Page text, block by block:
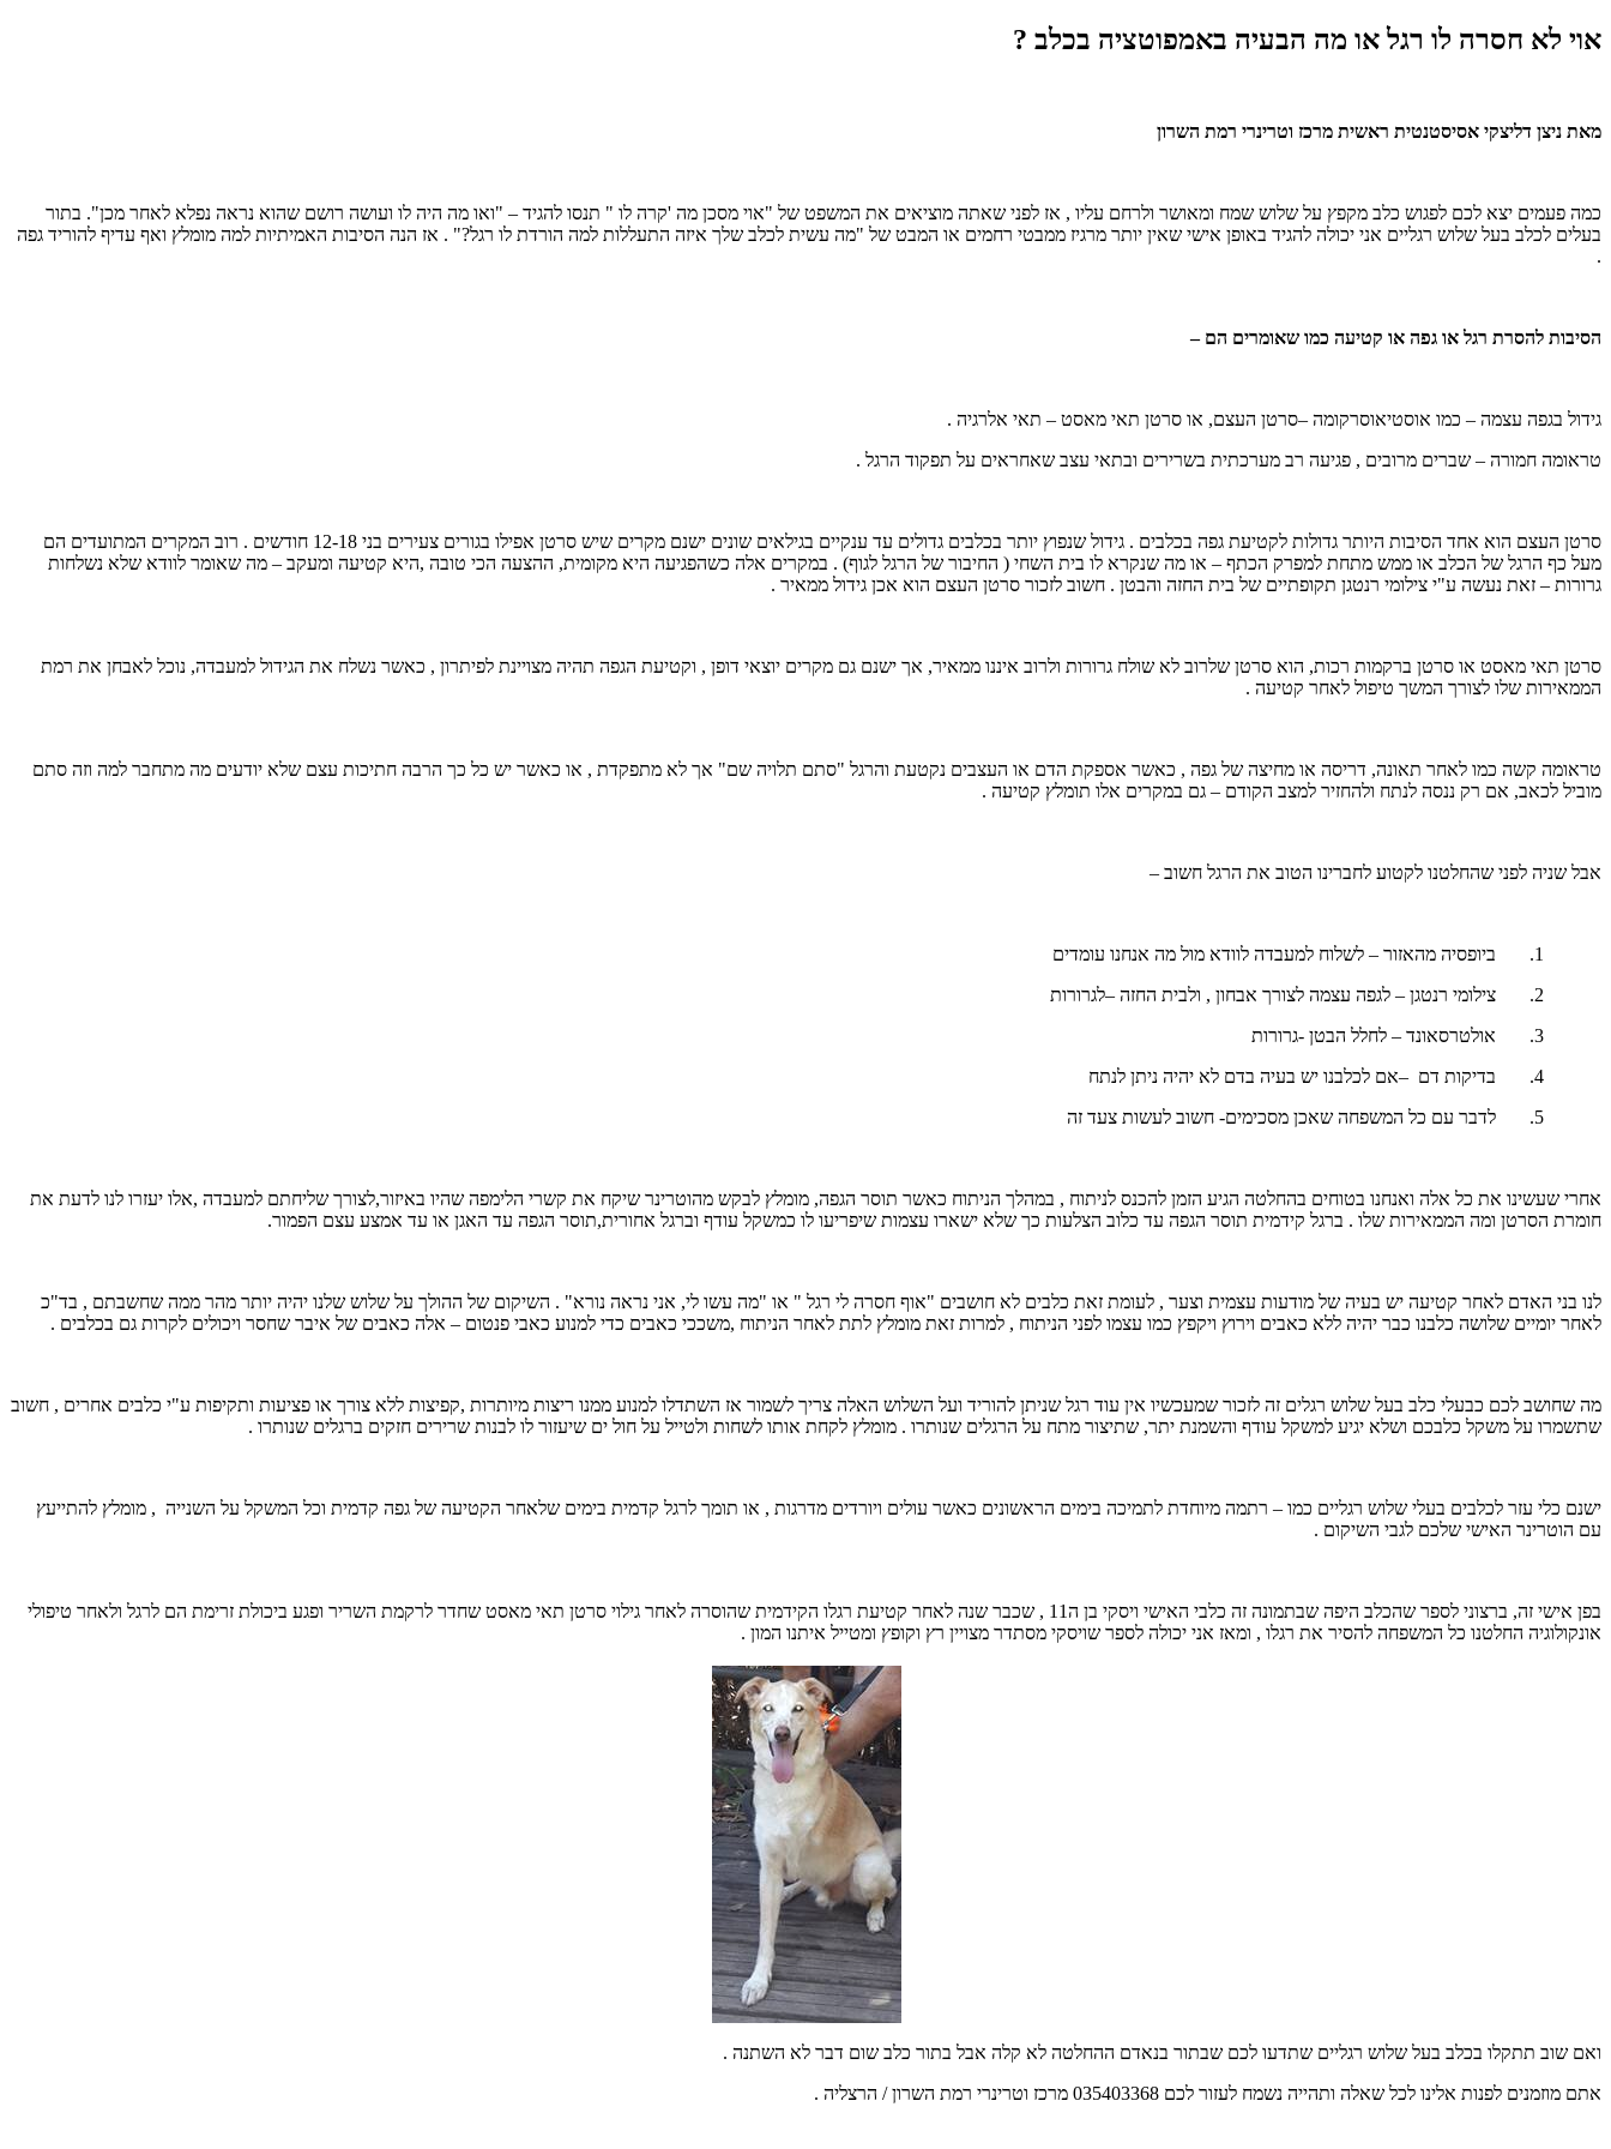
אוי לא חסרה לו רגל או מה הבעיה באמפוטציה בכלב ?
מאת ניצן דליצקי אסיסטנטית ראשית מרכז וטרינרי רמת השרון
כמה פעמים יצא לכם לפגוש כלב מקפץ על שלוש שמח ומאושר ולרחם עליו , אז לפני שאתה מוציאים את המשפט של "אוי מסכן מה 'קרה לו " תנסו להגיד – "ואו מה היה לו ועושה רושם שהוא נראה נפלא לאחר מכן". בתור
בעלים לכלב בעל שלוש רגליים אני יכולה להגיד באופן אישי שאין יותר מרגיז ממבטי רחמים או המבט של "מה עשית לכלב שלך איזה התעללות למה הורדת לו רגל?" . אז הנה הסיבות האמיתיות למה מומלץ ואף עדיף להוריד גפה
.
הסיבות להסרת רגל או גפה או קטיעה כמו שאומרים הם –
גידול בגפה עצמה – כמו אוסטיאוסרקומה –סרטן העצם, או סרטן תאי מאסט – תאי אלרגיה .
טראומה חמורה – שברים מרובים , פגיעה רב מערכתית בשרירים ובתאי עצב שאחראים על תפקוד הרגל .
סרטן העצם הוא אחד הסיבות היותר גדולות לקטיעת גפה בכלבים . גידול שנפוץ יותר בכלבים גדולים עד ענקיים בגילאים שונים ישנם מקרים שיש סרטן אפילו בגורים צעירים בני 12-18 חודשים . רוב המקרים המתועדים הם
מעל כף הרגל של הכלב או ממש מתחת למפרק הכתף – או מה שנקרא לו בית השחי ( החיבור של הרגל לגוף) . במקרים אלה כשהפגיעה היא מקומית, ההצעה הכי טובה ,היא קטיעה ומעקב – מה שאומר לוודא שלא נשלחות
גרורות – זאת נעשה ע"י צילומי רנטגן תקופתיים של בית החזה והבטן . חשוב לזכור סרטן העצם הוא אכן גידול ממאיר .
סרטן תאי מאסט או סרטן ברקמות רכות, הוא סרטן שלרוב לא שולח גרורות ולרוב איננו ממאיר, אך ישנם גם מקרים יוצאי דופן , וקטיעת הגפה תהיה מצויינת לפיתרון , כאשר נשלח את הגידול למעבדה, נוכל לאבחן את רמת
הממאירות שלו לצורך המשך טיפול לאחר קטיעה .
טראומה קשה כמו לאחר תאונה, דריסה או מחיצה של גפה , כאשר אספקת הדם או העצבים נקטעת והרגל "סתם תלויה שם" אך לא מתפקדת , או כאשר יש כל כך הרבה חתיכות עצם שלא יודעים מה מתחבר למה וזה סתם
מוביל לכאב, אם רק ננסה לנתח ולהחזיר למצב הקודם – גם במקרים אלו תומלץ קטיעה .
אבל שניה לפני שהחלטנו לקטוע לחברינו הטוב את הרגל חשוב –
1. ביופסיה מהאזור – לשלוח למעבדה לוודא מול מה אנחנו עומדים
2. צילומי רנטגן – לגפה עצמה לצורך אבחון , ולבית החזה –לגרורות
3. אולטרסאונד
– לחלל הבטן -גרורות
4. בדיקות דם
–אם לכלבנו יש בעיה בדם לא יהיה ניתן לנתח
5. לדבר עם כל המשפחה שאכן מסכימים- חשוב לעשות צעד זה
אחרי שעשינו את כל אלה ואנחנו בטוחים בהחלטה הגיע הזמן להכנס לניתוח , במהלך הניתוח כאשר תוסר הגפה, מומלץ לבקש מהוטרינר שיקח את קשרי הלימפה שהיו באיזור,לצורך שליחתם למעבדה ,אלו יעזרו לנו לדעת את
חומרת הסרטן ומה הממאירות שלו . ברגל קידמית תוסר הגפה עד כלוב הצלעות כך שלא ישארו עצמות שיפריעו לו כמשקל עודף וברגל אחורית,תוסר הגפה עד האגן או עד אמצע עצם הפמור.
לנו בני האדם לאחר קטיעה יש בעיה של מודעות עצמית וצער , לעומת זאת כלבים לא חושבים "אוף חסרה לי רגל " או "מה עשו לי, אני נראה נורא" . השיקום של ההולך על שלוש שלנו יהיה יותר מהר ממה שחשבתם , בד"כ
לאחר יומיים שלושה כלבנו כבר יהיה ללא כאבים וירוץ ויקפץ כמו עצמו לפני הניתוח , למרות זאת מומלץ לתת לאחר הניתוח ,משככי כאבים כדי למנוע כאבי פנטום – אלה כאבים של איבר שחסר ויכולים לקרות גם בכלבים .
מה שחושב לכם כבעלי כלב בעל שלוש רגלים זה לזכור שמעכשיו אין עוד רגל שניתן להוריד ועל השלוש האלה צריך לשמור אז השתדלו למנוע ממנו ריצות מיותרות ,קפיצות ללא צורך או פציעות ותקיפות ע"י כלבים אחרים , חשוב
שתשמרו על משקל כלבכם ושלא יגיע למשקל עודף והשמנת יתר, שתיצור מתח על הרגלים שנותרו . מומלץ לקחת אותו לשחות ולטייל על חול ים שיעזור לו לבנות שרירים חזקים ברגלים שנותרו .
ישנם כלי עזר לכלבים בעלי שלוש רגליים כמו – רתמה מיוחדת לתמיכה בימים הראשונים כאשר עולים ויורדים מדרגות , או תומך לרגל קדמית בימים שלאחר הקטיעה של גפה קדמית וכל המשקל על השנייה , מומלץ להתייעץ
עם הוטרינר האישי שלכם לגבי השיקום .
בפן אישי זה, ברצוני לספר שהכלב היפה שבתמונה זה כלבי האישי ויסקי בן ה11 , שכבר שנה לאחר קטיעת רגלו הקידמית שהוסרה לאחר גילוי סרטן תאי מאסט שחדר לרקמת השריר ופגע ביכולת זרימת הם לרגל ולאחר טיפולי
אונקולוגיה החלטנו כל המשפחה להסיר את רגלו , ומאז אני יכולה לספר שויסקי מסתדר מצויין רץ וקופץ ומטייל איתנו המון .
ואם שוב תתקלו בכלב בעל שלוש רגליים שתדעו לכם שבתור בנאדם ההחלטה לא קלה אבל בתור כלב שום דבר לא השתנה .
אתם מוזמנים לפנות אלינו לכל שאלה ותהייה נשמח לעזור לכם 035403368 מרכז וטרינרי רמת השרון / הרצליה .